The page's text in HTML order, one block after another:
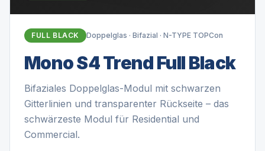
FULL BLACK Doppelglas · Bifazial · N-TYPE TOPCon
Mono S4 Trend Full Black
Bifaziales Doppelglas-Modul mit schwarzen
Gitterlinien und transparenter Rückseite – das
schwärzeste Modul für Residential und
Commercial.